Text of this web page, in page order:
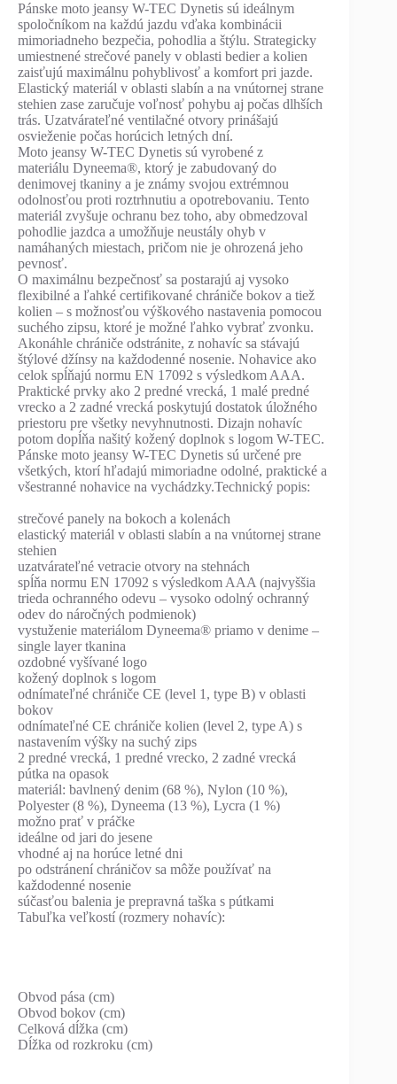
Pánske moto jeansy W-TEC Dynetis sú ideálnym
spoločníkom na každú jazdu vďaka kombinácii
mimoriadneho bezpečia, pohodlia a štýlu. Strategicky
umiestnené strečové panely v oblasti bedier a kolien
zaisťujú maximálnu pohyblivosť a komfort pri jazde.
Elastický materiál v oblasti slabín a na vnútornej strane
stehien zase zaručuje voľnosť pohybu aj počas dlhších
trás. Uzatvárateľné ventilačné otvory prinášajú
osvieženie počas horúcich letných dní.
Moto jeansy W-TEC Dynetis sú vyrobené z
materiálu Dyneema®, ktorý je zabudovaný do
denimovej tkaniny a je známy svojou extrémnou
odolnosťou proti roztrhnutiu a opotrebovaniu. Tento
materiál zvyšuje ochranu bez toho, aby obmedzoval
pohodlie jazdca a umožňuje neustály ohyb v
namáhaných miestach, pričom nie je ohrozená jeho
pevnosť.
O maximálnu bezpečnosť sa postarajú aj vysoko
flexibilné a ľahké certifikované chrániče bokov a tiež
kolien – s možnosťou výškového nastavenia pomocou
suchého zipsu, ktoré je možné ľahko vybrať zvonku.
Akonáhle chrániče odstránite, z nohavíc sa stávajú
štýlové džínsy na každodenné nosenie. Nohavice ako
celok spĺňajú normu EN 17092 s výsledkom AAA.
Praktické prvky ako 2 predné vrecká, 1 malé predné
vrecko a 2 zadné vrecká poskytujú dostatok úložného
priestoru pre všetky nevyhnutnosti. Dizajn nohavíc
potom dopĺňa našitý kožený doplnok s logom W-TEC.
Pánske moto jeansy W-TEC Dynetis sú určené pre
všetkých, ktorí hľadajú mimoriadne odolné, praktické a
všestranné nohavice na vychádzky.Technický popis:
strečové panely na bokoch a kolenách
elastický materiál v oblasti slabín a na vnútornej strane
stehien
uzatvárateľné vetracie otvory na stehnách
spĺňa normu EN 17092 s výsledkom AAA (najvyššia
trieda ochranného odevu – vysoko odolný ochranný
odev do náročných podmienok)
vystuženie materiálom Dyneema® priamo v denime –
single layer tkanina
ozdobné vyšívané logo
kožený doplnok s logom
odnímateľné chrániče CE (level 1, type B) v oblasti
bokov
odnímateľné CE chrániče kolien (level 2, type A) s
nastavením výšky na suchý zips
2 predné vrecká, 1 predné vrecko, 2 zadné vrecká
pútka na opasok
materiál: bavlnený denim (68 %), Nylon (10 %),
Polyester (8 %), Dyneema (13 %), Lycra (1 %)
možno prať v práčke
ideálne od jari do jesene
vhodné aj na horúce letné dni
po odstránení chráničov sa môže používať na
každodenné nosenie
súčasťou balenia je prepravná taška s pútkami
Tabuľka veľkostí (rozmery nohavíc):
Obvod pása (cm)
Obvod bokov (cm)
Celková dĺžka (cm)
Dĺžka od rozkroku (cm)